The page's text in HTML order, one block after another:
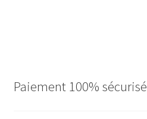
Paiement 100% sécurisé